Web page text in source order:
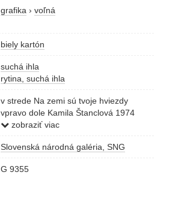
grafika › voľná
biely kartón
suchá ihla
rytina, suchá ihla
v strede Na zemi sú tvoje hviezdy
vpravo dole Kamila Štanclová 1974
vľavo dole 2/7 s.i.
zobraziť viac
Slovenská národná galéria, SNG
G 9355